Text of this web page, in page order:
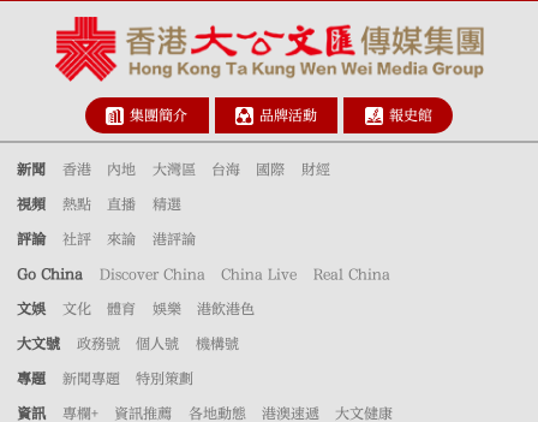
集團簡介 品牌活動 報史館
新聞 香港 內地 大灣區 台海 國際 財經
視頻 熱點 直播 精選
評論 社評 來論 港評論
Go China Discover China China Live Real China
文娛 文化 體育 娛樂 港飲港色
大文號 政務號 個人號 機構號
專題 新聞專題 特別策劃
資訊 專欄+ 資訊推薦 各地動態 港澳速遞 大文健康